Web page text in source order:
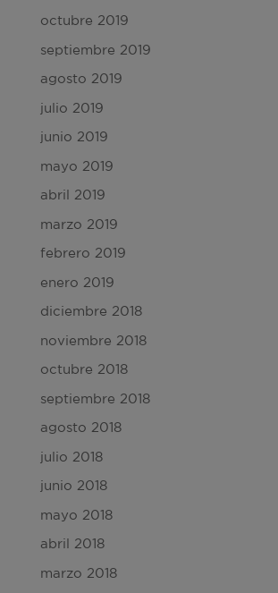
octubre 2019
septiembre 2019
agosto 2019
julio 2019
junio 2019
mayo 2019
abril 2019
marzo 2019
febrero 2019
enero 2019
diciembre 2018
noviembre 2018
octubre 2018
septiembre 2018
agosto 2018
julio 2018
junio 2018
mayo 2018
abril 2018
marzo 2018